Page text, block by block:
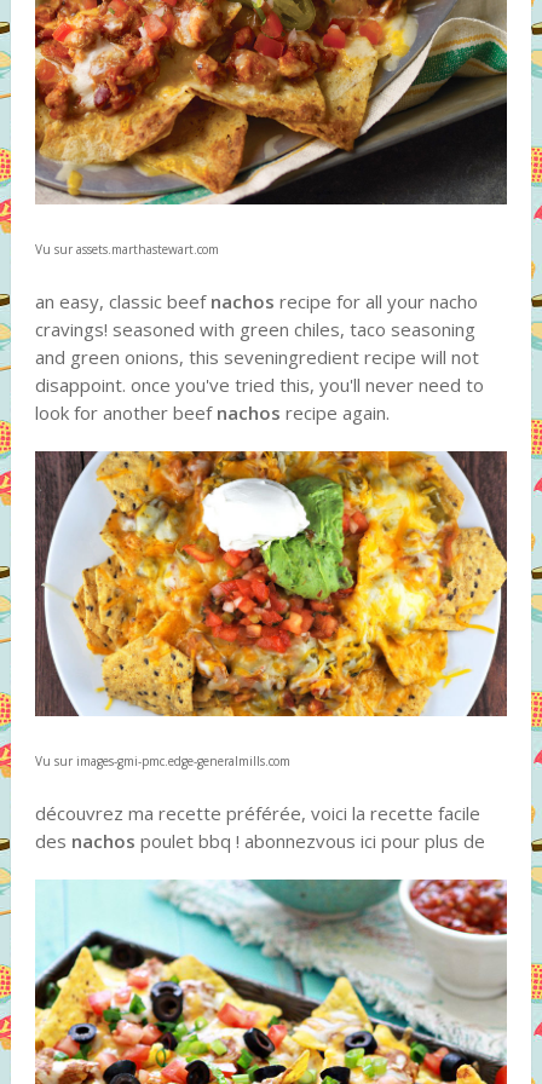
Vu sur assets.marthastewart.com
an easy, classic beef nachos recipe for all your nacho
cravings! seasoned with green chiles, taco seasoning
and green onions, this seveningredient recipe will not
disappoint. once you've tried this, you'll never need to
look for another beef nachos recipe again.
Vu sur images-gmi-pmc.edge-generalmills.com
découvrez ma recette préférée, voici la recette facile
des nachos poulet bbq ! abonnezvous ici pour plus de